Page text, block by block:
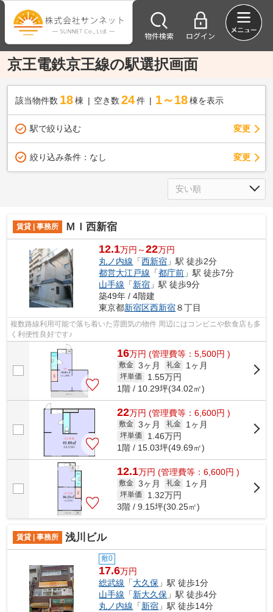
物件検索 ログイン
京王電鉄京王線の駅選択画面
該当物件数 18棟 空き数 24 件 1～18 棟を表示
駅で絞り込む 変更
絞り込み条件： なし 変更
賃貸 | 事務所 ＭＩ西新宿
12.1万円～22万円
丸ノ内線 「西新宿 」駅 徒歩2分
都営大江戸線 「都庁前 」駅 徒歩7分
山手線 「新宿 」駅 徒歩9分
築49年 / 4階建
東京都新宿区西新宿８丁目
複数路線利用可能で落ち着いた雰囲気の物件 周辺にはコンビニや飲食店も多
く利便性良好です♪
16万円 (管理費等：5,500円 )
敷金 3ヶ月 礼金 1ヶ月
坪単価 1.55万円
1階 / 10.29坪(34.02㎡)
22万円 (管理費等：6,600円 )
敷金 3ヶ月 礼金 1ヶ月
坪単価 1.46万円
1階 / 15.03坪(49.69㎡)
12.1万円 (管理費等：6,600円 )
敷金 3ヶ月 礼金 1ヶ月
坪単価 1.32万円
3階 / 9.15坪(30.25㎡)
賃貸 | 事務所 浅川ビル
敷0
17.6万円
総武線 「大久保 」駅 徒歩1分
山手線 「新大久保 」駅 徒歩4分
丸ノ内線 「新宿 」駅 徒歩14分